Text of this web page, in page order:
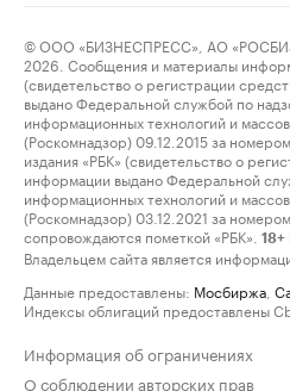
© ООО «БИЗНЕСПРЕСС», АО
2026. Сообщения и материалы
(свидетельство о регистрации
выдано Федеральной службой по
информационных технологий и
(Роскомнадзор) 09.12.2015 за
издания «РБК» (свидетельство о
информации выдано Федеральной
информационных технологий и
(Роскомнадзор) 03.12.2021 за
сопровождаются пометкой «РБК».
18+
Владельцем сайта является
Данные предоставлены: Мосбиржа
Индексы облигаций предоставлены
Информация об ограничениях
О соблюдении авторских прав